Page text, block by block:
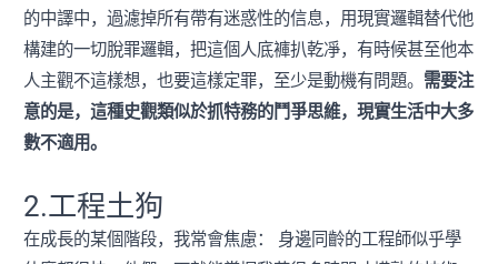
的中譯中，過濾掉所有帶有迷惑性的信息，用現實邏輯替代他
構建的一切脫罪邏輯，把這個人底褲扒乾凈，有時候甚至他本
人主觀不這樣想，也要這樣定罪，至少是動機有問題。 需要注
意的是，這種史觀類似於抓特務的鬥爭思維，現實生活中大多
數不適用。
2.工程土狗
在成長的某個階段，我常會焦慮： 身邊同齡的工程師似乎學